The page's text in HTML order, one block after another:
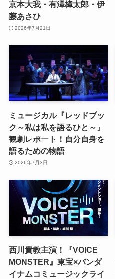
京本大我・有澤樟太郎・伊
藤あさひ
2026年7月21日
ミュージカル『レッドブッ
ク～私は私を語るひと～』
観劇レポート！自分自身を
語るための物語
2026年7月3日
西川貴教主演！『VOICE
MONSTER』東宝×バンダ
イナムコミュージックライ